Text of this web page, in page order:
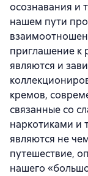
осознавания и
нашем пути
приглашение к
являются и
кремов,
связанные со
наркотиками и
являются не
путешествие,
нашего